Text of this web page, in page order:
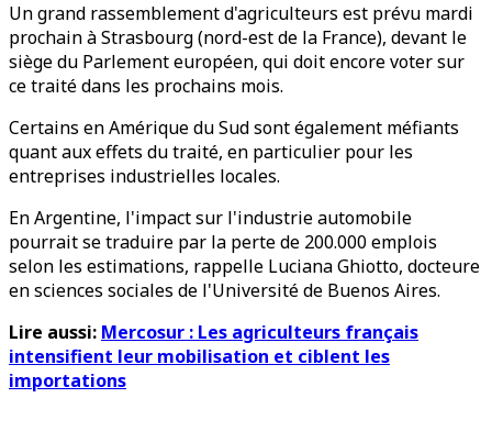
Un grand rassemblement d'agriculteurs est prévu mardi
prochain à Strasbourg (nord-est de la France), devant le
siège du Parlement européen, qui doit encore voter sur
ce traité dans les prochains mois.
Certains en Amérique du Sud sont également méfiants
quant aux effets du traité, en particulier pour les
entreprises industrielles locales.
En Argentine, l'impact sur l'industrie automobile
pourrait se traduire par la perte de 200.000 emplois
selon les estimations, rappelle Luciana Ghiotto, docteure
en sciences sociales de l'Université de Buenos Aires.
Lire aussi: Mercosur : Les agriculteurs français
intensifient leur mobilisation et ciblent les
importations